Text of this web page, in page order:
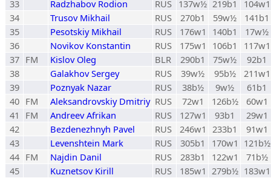
33
Radzhabov Rodion RUS 137w½ 219b1
104w1
34
Trusov Mikhail RUS 270b1 59w½
141b1
35
Pesotskiy Mikhail RUS 176w1 140b1
17w½
36
Novikov Konstantin RUS 175w1 106b1
117w1
37 FM Kislov Oleg BLR 290b1 75w½
92b1
38
Galakhov Sergey RUS 39w½ 95b½
211w1
39
Poznyak Nazar RUS 38b½ 9w½
61b1
40 FM Aleksandrovskiy Dmitriy RUS 72w1 126b½
60w1
41
FM Andreev Afrikan RUS 127w1 93b1
29w1
42
Bezdenezhnyh Pavel RUS 246w1 233b1
91w1
43
Levenshtein Mark RUS 305b1 170w1 121b½
44 FM Najdin Danil RUS 283b1 122w1
71b½
45
Kuznetsov Kirill RUS 185w1 279b½ 183w1